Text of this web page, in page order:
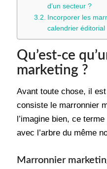
d’un secteur ?
Incorporer les
calendrier éditorial
Qu’est-ce
marketing ?
Avant toute chose, il
consiste le marronnier
l’imagine bien, ce
avec l’arbre du même
Marronnier